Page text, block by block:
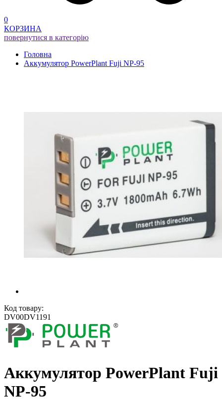
0
КОРЗИНА
повернутися в категорію
Головна
Aккумулятор PowerPlant Fuji NP-95
Код товару:
DV00DV1191
Aккумулятор PowerPlant Fuji
NP-95